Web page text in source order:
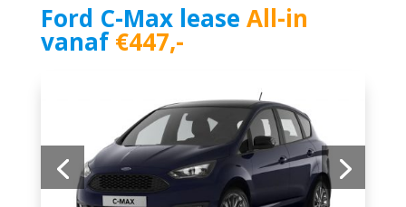
Ford C-Max lease All-in
vanaf€447,-